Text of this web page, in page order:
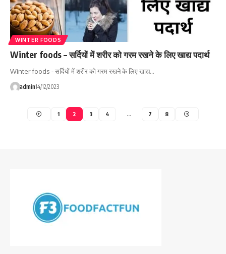
WINTER FOODS
Winter foods – सर्दियों में शरीर को गरम रखने के लिए खाद्य पदार्थ
Winter foods - सर्दियों में शरीर को गरम रखने के लिए खाद्य…
admin14/12/2023
1 2 3 4 … 7 8